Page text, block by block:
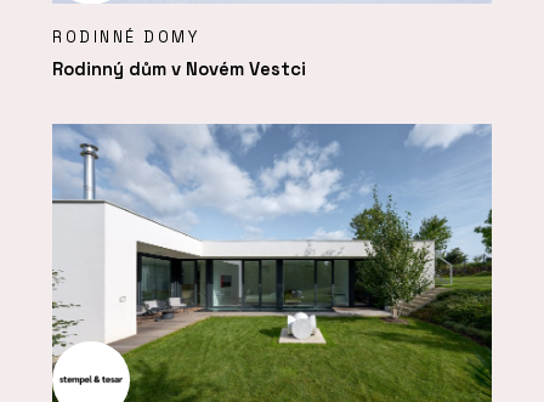
RODINNÉ DOMY
Rodinný dům v Novém Vestci